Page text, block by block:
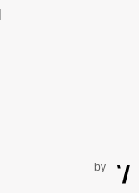
by